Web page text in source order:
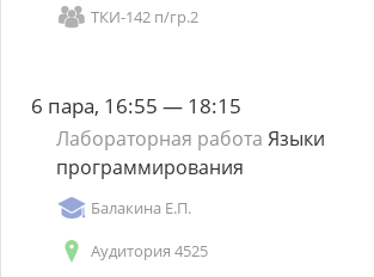
ТКИ-142 п/гр.2
6 пара, 16:55 — 18:15
Лабораторная работа Языки
программирования
Балакина Е.П.
Аудитория 4525